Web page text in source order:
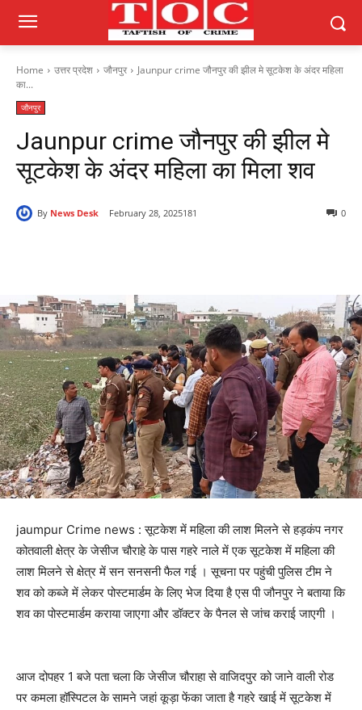
Home उत्तर प्रदेश जौनपुर
Jaunpur crime जौनपुर की झील मे सूटकेश के अंदर महिला
का...
जौनपुर
Jaunpur crime जौनपुर की झील मे
सूटकेश के अंदर महिला का मिला शव
By News Desk February 28, 2025 0
181
jaumpur Crime news : सूटकेश में महिला की लाश मिलने से हड़कंप नगर
कोतवाली क्षेत्र के जेसीज चौराहे के पास गहरे नाले में एक सूटकेश में महिला की
लाश मिलने से क्षेत्र में सन सनसनी फैल गई । सूचना पर पहुंची पुलिस टीम ने
शव को कब्जे में लेकर पोस्टमार्डम के लिए भेज दिया है एस पी जौनपुर ने बताया कि
शव का पोस्टमार्डम कराया जाएगा और डॉक्टर के पैनल से जांच कराई जाएगी ।
आज दोपहर 1 बजे पता चला कि जेसीज चौराहा से वाजिदपुर को जाने वाली रोड
पर कमला हॉस्पिटल के सामने जहां कूड़ा फेंका जाता है गहरे खाई में सूटकेश में